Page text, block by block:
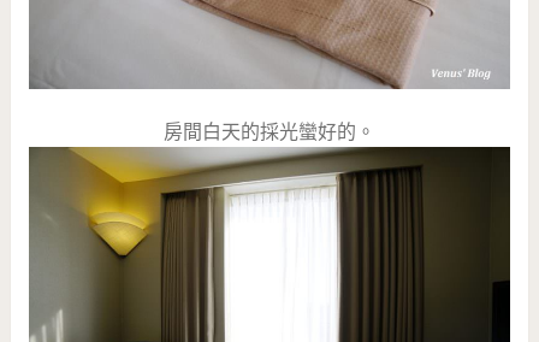
房間白天的採光蠻好的。